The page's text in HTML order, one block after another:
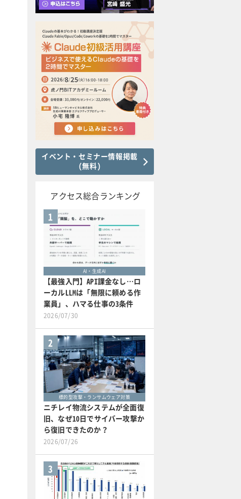
イベント・セミナー情報掲載
(無料)
アクセス総合ランキング
1
AI・生成AI
【最強入門】API課金なし…ロ
ーカルLLMは「無限に頼める作
業員」、ハマる仕事の3条件
2026/07/30
2
標的型攻撃・ランサムウェア対策
ニチレイ物流システムが全面復
旧、なぜ10日でサイバー攻撃か
ら復旧できたのか？
2026/07/26
3